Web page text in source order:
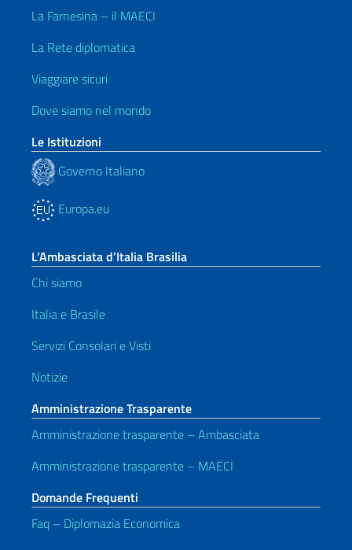
La Farnesina – il MAECI
La Rete diplomatica
Viaggiare sicuri
Dove siamo nel mondo
Le Istituzioni
Governo Italiano
Europa.eu
L’Ambasciata d’Italia Brasilia
Chi siamo
Italia e Brasile
Servizi Consolari e Visti
Notizie
Amministrazione Trasparente
Amministrazione trasparente – Ambasciata
Amministrazione trasparente – MAECI
Domande Frequenti
Faq – Diplomazia Economica